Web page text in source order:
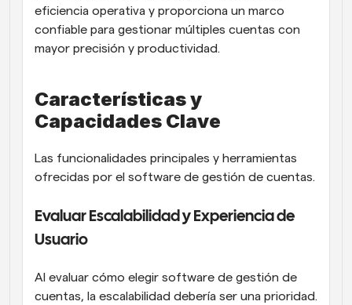
eficiencia operativa y proporciona un marco
confiable para gestionar múltiples cuentas con
mayor precisión y productividad.
Características y
Capacidades Clave
Las funcionalidades principales y herramientas
ofrecidas por el software de gestión de cuentas.
Evaluar Escalabilidad y Experiencia de
Usuario
Al evaluar cómo elegir software de gestión de
cuentas, la escalabilidad debería ser una prioridad.